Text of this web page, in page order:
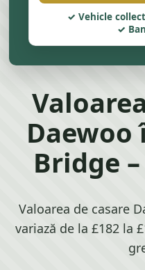
Vehicle
Daewoo
Bridge
Valoarea de casare
variază de la £182 la